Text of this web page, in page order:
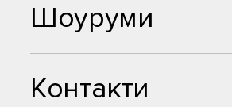
Шоуруми
Контакти